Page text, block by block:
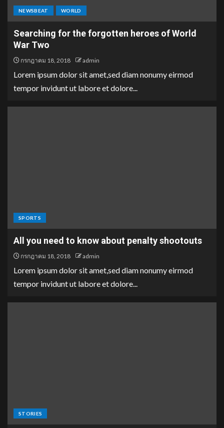
NEWSBEAT WORLD
Searching for the forgotten heroes of World
War Two
กรกฎาคม 18, 2018 admin
Lorem ipsum dolor sit amet,sed diam nonumy eirmod
tempor invidunt ut labore et dolore...
SPORTS
All you need to know about penalty shootouts
กรกฎาคม 18, 2018 admin
Lorem ipsum dolor sit amet,sed diam nonumy eirmod
tempor invidunt ut labore et dolore...
STORIES